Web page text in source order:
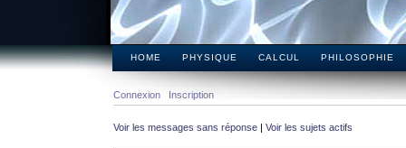
HOME PHYSIQUE CALCUL PHILOSOPHIE
Connexion Inscription
Voir les messages sans réponse | Voir les sujets actifs